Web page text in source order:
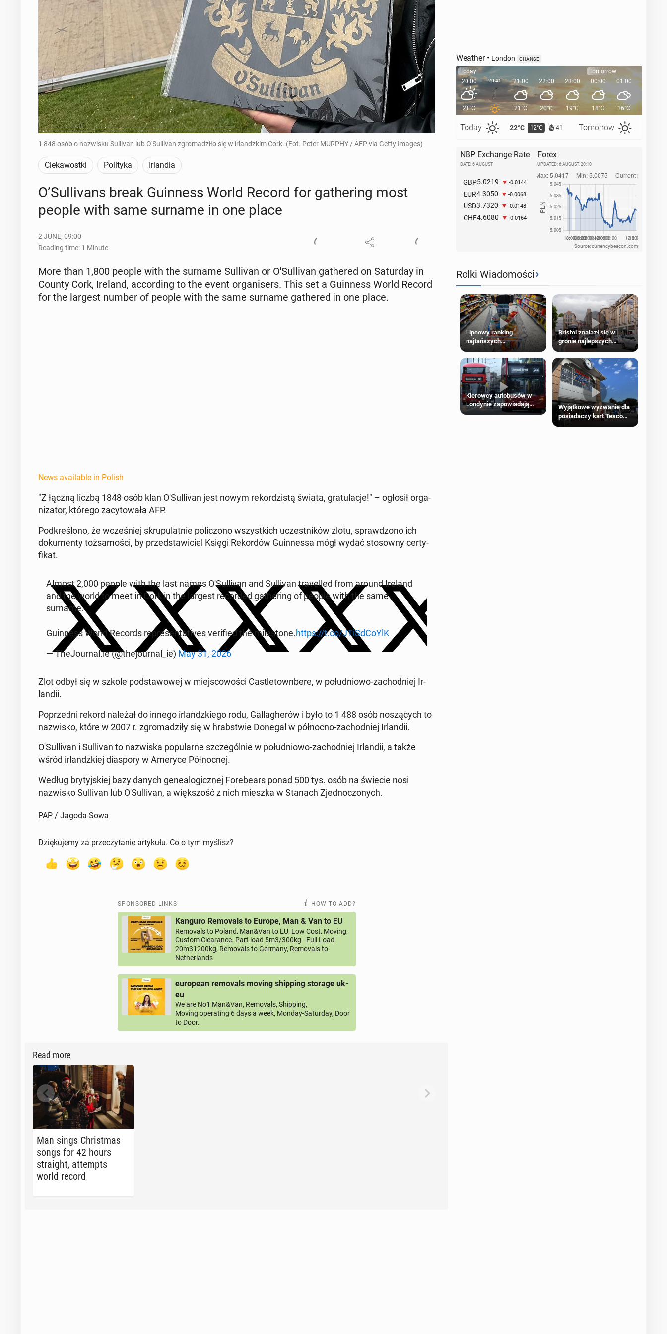
1 848 osób o nazwisku Sullivan lub O'Sullivan zgromadziło się w irlandzkim Cork. (Fot. Peter MURPHY / AFP via Getty Images)
Ciekawostki Polityka Irlandia
O’Sul­li­vans break Guin­ness World Record for gath­er­ing most
people with same surname in one place
2 JUNE, 09:00
Reading time: 1 Minute
More than 1,800 people with the surname Sul­li­van or O'­Sul­li­van gath­ered on Sat­ur­day in
County Cork, Ireland, ac­cord­ing to the event or­gan­is­ers. This set a Guin­ness World Record
for the largest number of people with the same surname gath­ered in one place.
News available in Polish
"Z łączną liczbą 1848 osób klan O'­Sul­li­van jest nowym reko­rdzistą świata, grat­u­lac­je!" – ogłosił or­ga­
ni­za­tor, którego za­cy­towała AFP.
Pod­kreślono, że wcześniej skrupu­lat­nie polic­zono wszys­t­kich uczest­ników zlotu, sprawd­zono ich
doku­men­ty tożsamoś­ci, by przed­staw­iciel Księgi Reko­rdów Guin­nes­sa mógł wydać stosowny cer­ty­
fikat.
Almost 2,000 people with the last names O'­Sul­li­van and Sul­li­van trav­elled from around Ireland
and the world to meet in Cork in the largest record­ed gath­er­ing of people with the same
surname.
Guin­ness World Records rep­re­sen­ta­tives ver­i­fied the mile­stone.https://t.co/JTiS­d­CoYlK
— The­Jour­nal.ie (@the­jour­nal_ie) May 31, 2026
Zlot odbył się w szkole pod­sta­wowej w miejs­cowoś­ci Castle­town­bere, w połud­niowo-za­chod­niej Ir­
landii.
Poprzed­ni rekord należał do innego ir­landzkiego rodu, Gal­lagherów i było to 1 488 osób noszą­cych to
nazwisko, które w 2007 r. zgro­madz­iły się w hrab­st­wie Donegal w północ­no-za­chod­niej Ir­landii.
O'­Sul­li­van i Sul­li­van to nazwiska pop­u­larne szczegól­nie w połud­niowo-za­chod­niej Ir­landii, a także
wśród ir­landzkiej di­as­pory w Ameryce Północ­nej.
Według bry­tyjskiej bazy danych ge­nealog­icznej Fore­bears ponad 500 tys. osób na świecie nosi
nazwisko Sul­li­van lub O'­Sul­li­van, a więk­szość z nich mieszka w Stanach Zjed­noc­zonych.
PAP / Jagoda Sowa
Dziękujemy za przeczytanie artykułu. Co o tym myślisz?
SPONSORED LINKS HOW TO ADD?
Kanguro Removals to Europe, Man & Van to EU
Removals to Poland, Man&Van to EU, Low Cost, Moving,
Custom Clearance. Part load 5m3/300kg - Full Load
20m31200kg, Removals to Germany, Removals to
Netherlands
european removals moving shipping storage uk-
eu
We are No1 Man&Van, Removals, Shipping,
Moving operating 6 days a week, Monday-Saturday, Door
to Door.
Read more
Man sings Christ­mas
songs for 42 hours
straight, at­tempts
world record
Weather• London CHANGE
Today
20:00
21°C
Today 22°C 12°C 41 Tomorrow
20:41 21:00
21°C
22:00
20°C
23:00
19°C
Tomorrow
00:00
18°C
01:00
16°C
02:00
NBP Exchange Rate
DATE: 6 AUGUST
GBP5.0219 -0.0144
EUR4.3050 -0.0068
USD3.7320 -0.0148
CHF4.6080 -0.0164
Forex
UPDATED: 6 AUGUST, 20:10
Source: currencybeacon.com
Rolki Wiadomości›
Lipcowy ranking
najtańszych
supermarketów
Bristol znalazł się w
gronie najlepszych
kierunków podróży na
świecie
Kierowcy autobusów w
Londynie zapowiadają
strajki
Wyjątkowe wyzwanie dla
posiadaczy kart Tesco
Clubcard!